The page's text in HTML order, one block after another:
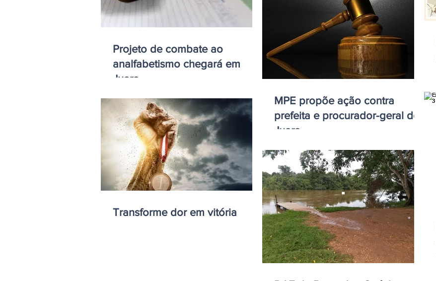
Projeto de combate ao
analfabetismo chegará em
Juara.
MPE propõe ação contra
prefeita e procurador-geral de
Juara
Transforme dor em vitória